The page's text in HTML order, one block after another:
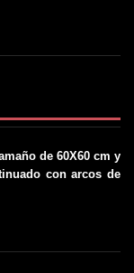
de 60X60 cm y
con arcos de